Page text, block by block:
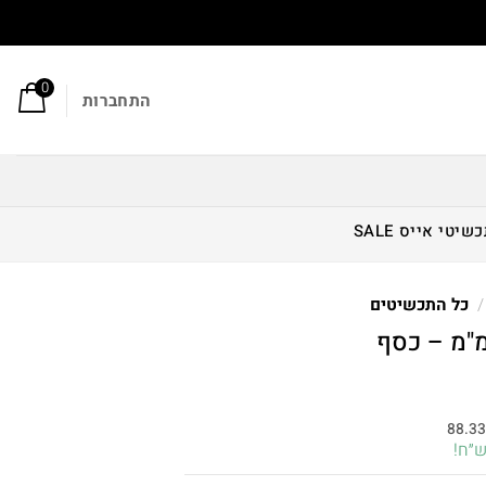
התחברות
0
אייס SALE
/ כל התכשיטים
88.33